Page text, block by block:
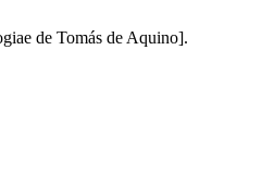
de Tomás de Aquino].